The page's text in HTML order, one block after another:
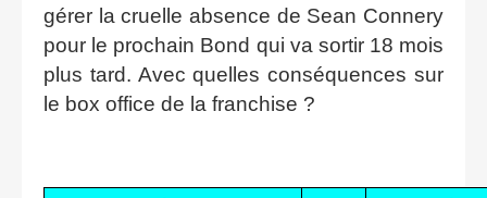
gérer la cruelle absence de Sean Connery
pour le prochain Bond qui va sortir 18 mois
plus tard. Avec quelles conséquences sur
le box office de la franchise ?